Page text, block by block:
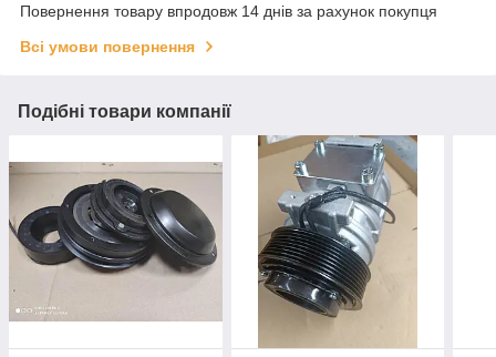
Повернення товару впродовж 14 днів за рахунок покупця
Всі умови повернення
Подібні товари компанії